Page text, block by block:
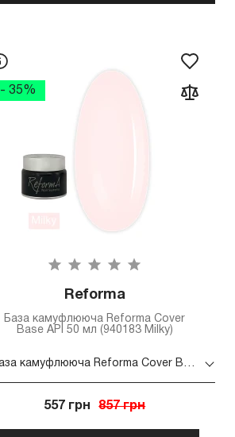
- 35%
Reforma
База камуфлююча Reforma Cover
Base API 50 мл (940183 Milky)
База камуфлююча Reforma Cover Base API 50 мл (940183 Milky)
557 грн 857 грн